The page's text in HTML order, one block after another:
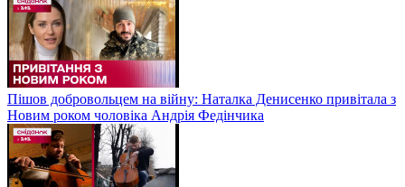
Пішов добровольцем на війну: Наталка Денисенко привітала з
Новим роком чоловіка Андрія Федінчика